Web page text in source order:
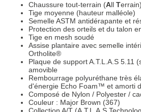
Chaussure tout-terrain (All Terrain)
Tige moyenne (hauteur malléole)
Semelle ASTM antidérapante et
Protection des orteils et du talon
Tige en mesh soudé
Assise plantaire avec semelle
Ortholite®
Plaque de support A.T.L.A.S 5.11
amovible
Rembourrage polyuréthane très
d'énergie Echo Foam™ et amorti
Composé de Nylon / Polyester /
Couleur : Major Brown (367)